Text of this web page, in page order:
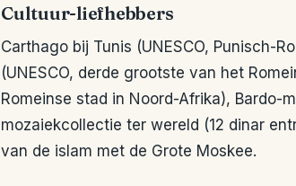
Cultuur-liefhebbers
Carthago bij Tunis (UNESCO, Punisch-
(UNESCO, derde grootste van het
Romeinse stad in Noord-Afrika), Bardo-
mozaiekcollectie ter wereld (12 dinar
van de islam met de Grote Moskee.